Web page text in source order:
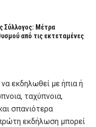
Σύλλογος: Μέτρα
από τις εκτεταμένες
εκδηλωθεί με ήπια ή
ταχύπνοια,
σπανιότερα
εκδήλωση μπορεί